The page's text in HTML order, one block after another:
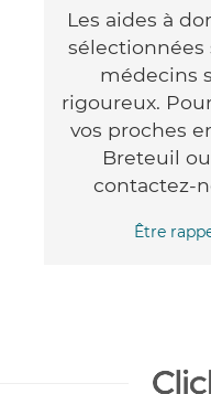
Les aides à
sélectionnées
médecins
rigoureux.
vos proches
Breteuil
contactez-
Être